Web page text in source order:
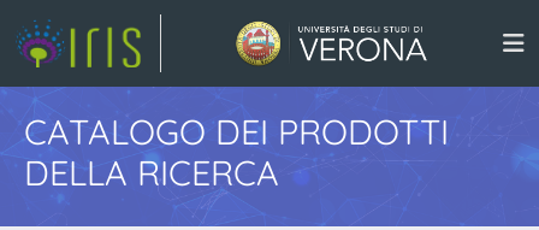
CATALOGO DEI PRODOTTI
DELLA RICERCA